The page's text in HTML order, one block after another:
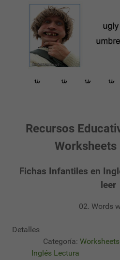
Recursos
Worksheets
Fichas Infantiles en
leer
02. Words
Detalles
Categoría:
Inglés Lectura